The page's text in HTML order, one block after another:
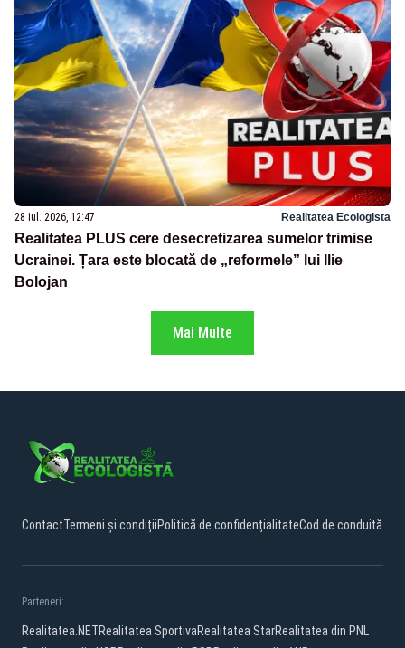
28 iul. 2026, 12:47 Realitatea Ecologista
Realitatea PLUS cere desecretizarea sumelor trimise
Ucrainei. Țara este blocată de „reformele” lui Ilie
Bolojan
Mai Multe
ContactTermeni și condițiiPolitică de confidențialitateCod de conduită
Parteneri:
Realitatea.NETRealitatea SportivaRealitatea StarRealitatea din PNL